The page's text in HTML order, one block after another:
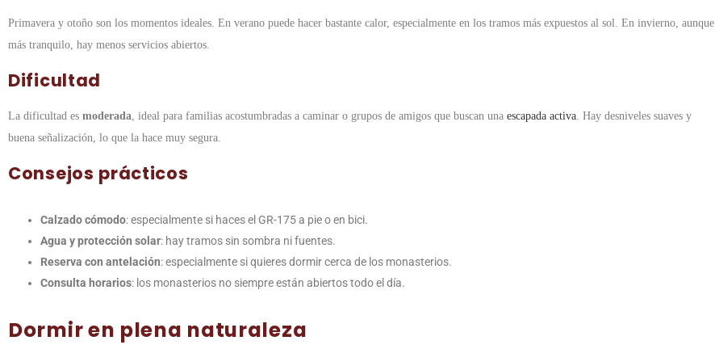
Primavera y otoño son los momentos ideales. En verano puede hacer bastante calor, especialmente en los tramos más expuestos al sol. En invierno, aunque
más tranquilo, hay menos servicios abiertos.
Dificultad
La dificultad es moderada , ideal para familias acostumbradas a caminar o grupos de amigos que buscan una escapada activa . Hay desniveles suaves y
buena señalización, lo que la hace muy segura.
Consejos prácticos
Calzado cómodo: especialmente si haces el GR-175 a pie o en bici.
Agua y protección solar: hay tramos sin sombra ni fuentes.
Reserva con antelación: especialmente si quieres dormir cerca de los monasterios.
Consulta horarios: los monasterios no siempre están abiertos todo el día.
Dormir en plena naturaleza